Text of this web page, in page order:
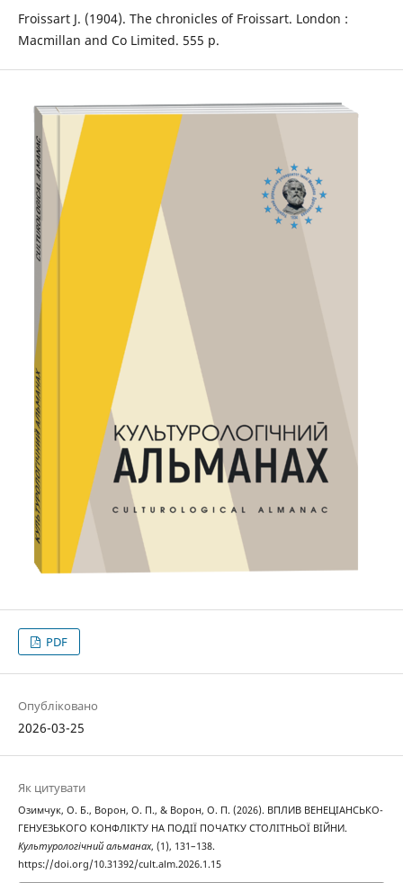
Froissart J. (1904). The chronicles of Froissart. London :
Macmillan and Co Limited. 555 p.
PDF
Опубліковано
2026-03-25
Як цитувати
Озимчук, О. Б., Ворон, О. П., & Ворон, О. П. (2026). ВПЛИВ ВЕНЕЦІАНСЬКО-
ГЕНУЕЗЬКОГО КОНФЛІКТУ НА ПОДІЇ ПОЧАТКУ СТОЛІТНЬОЇ ВІЙНИ.
Культурологічний альманах, (1), 131–138.
https://doi.org/10.31392/cult.alm.2026.1.15